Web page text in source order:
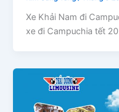
Xe Khải Nam đi
xe đi Campuchia tết